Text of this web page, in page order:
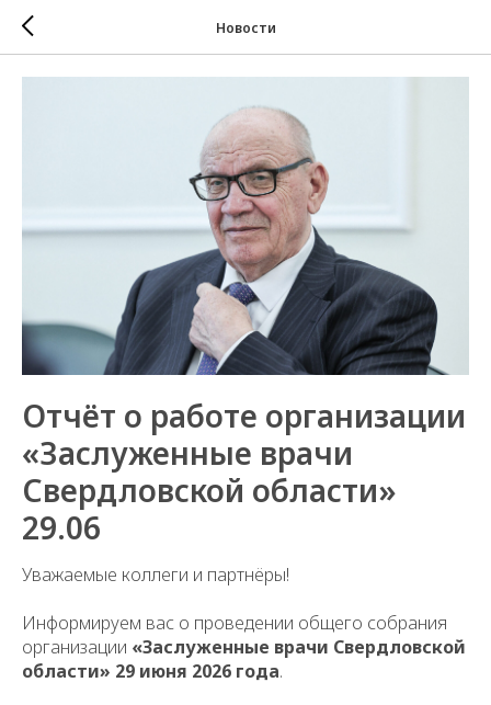
Новости
Отчёт о работе организации
«Заслуженные врачи
Свердловской области»
29.06
Уважаемые коллеги и партнёры!
Информируем вас о проведении общего собрания
организации «Заслуженные врачи Свердловской
области» 29 июня 2026 года.